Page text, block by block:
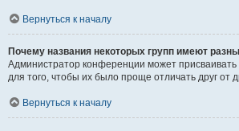
Вернуться к началу
Почему названия некоторых групп имеют
Администратор конференции может присваивать
для того, чтобы их было проще отличать друг от
Вернуться к началу